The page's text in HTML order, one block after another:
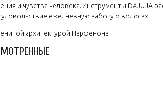
и чувства человека. Инструменты DAJUJA
ежедневную заботу о волосах.
архитектурой Парфенона.